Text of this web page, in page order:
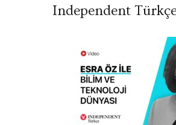
Independent